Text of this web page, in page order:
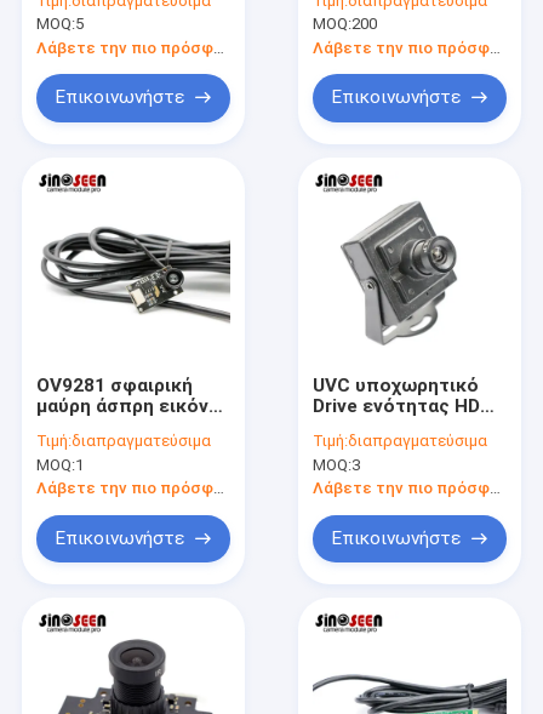
βιομηχανική δοκιμή
MOQ:5
Λάβετε την πιο πρόσφατη τιμή
Επικοινωνήστε
ενότητας H42
καμερών 1MP για τον
ανιχνευτή
γραμμωτών κωδίκων
CCTV
MOQ:200
Επικοινωνήστε
OV9281 σφαιρική
μαύρη άσπρη εικόνα
παραθυρόφυλλων
1MP μονοχρωματική
Τιμή:διαπραγματεύσιμα
MOQ:1
Λάβετε την πιο πρόσφατη τιμή
Επικοινωνήστε
UVC υποχωρητικό
Drive ενότητας HD
κατοικίας USB 1MP
μετάλλων
Τιμή:διαπραγματεύσιμα
MOQ:3
Επικοινωνήστε